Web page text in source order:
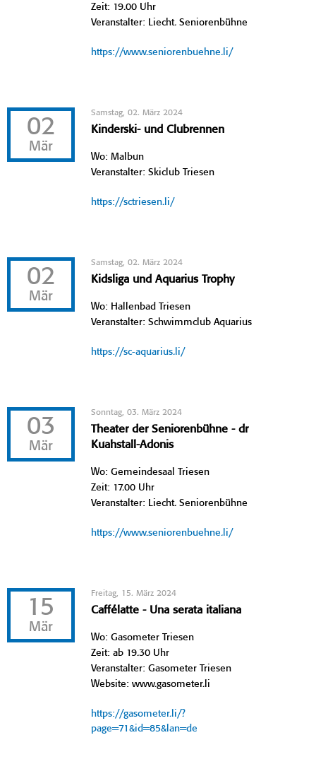
Zeit: 19.00 Uhr
Veranstalter: Liecht. Seniorenbühne
https://www.seniorenbuehne.li/
02
Mär
Samstag, 02. März 2024
Kinderski- und Clubrennen
Wo: Malbun
Veranstalter: Skiclub Triesen
https://sctriesen.li/
02
Mär
Samstag, 02. März 2024
Kidsliga und Aquarius Trophy
Wo: Hallenbad Triesen
Veranstalter: Schwimmclub Aquarius
https://sc-aquarius.li/
03
Mär
Sonntag, 03. März 2024
Theater der Seniorenbühne - dr
Kuahstall-Adonis
Wo: Gemeindesaal Triesen
Zeit: 17.00 Uhr
Veranstalter: Liecht. Seniorenbühne
https://www.seniorenbuehne.li/
15
Mär
Freitag, 15. März 2024
Caffélatte - Una serata italiana
Wo: Gasometer Triesen
Zeit: ab 19.30 Uhr
Veranstalter: Gasometer Triesen
Website: www.gasometer.li
https://gasometer.li/?
page=71&id=85&lan=de